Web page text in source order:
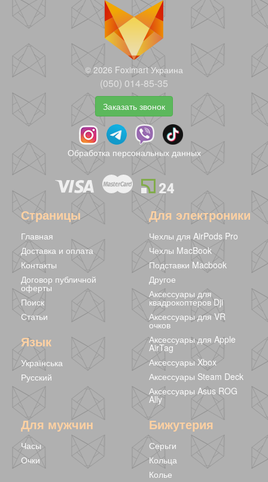
© 2026 Foximart Украина
(050) 014-85-35
Заказать звонок
Обработка персональных данных
Страницы
Главная
Доставка и оплата
Контакты
Договор публичной
оферты
Поиск
Статьи
Язык
Українська
Русский
Для электроники
Чехлы для AirPods Pro
Чехлы MacBook
Подставки Macbook
Другое
Аксессуары для
квадрокоптеров Dji
Аксессуары для VR
очков
Аксессуары для Apple
AirTag
Аксессуары Xbox
Аксессуары Steam Deck
Аксессуары Asus ROG
Ally
Для мужчин
Часы
Очки
Бижутерия
Серьги
Кольца
Колье